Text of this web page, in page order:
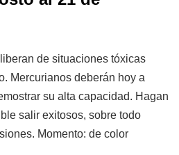
de situaciones tóxicas
Mercurianos deberán hoy a
su alta capacidad. Hagan
salir exitosos, sobre todo
Momento: de color